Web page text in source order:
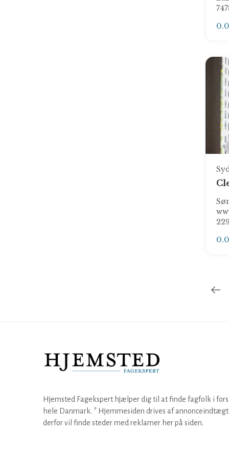
0.0
0.0
Hjemsted Fagekspert hjælper dig til at finde fagfolk i
hele Danmark. * Hjemmesiden drives af
derfor vil finde steder med reklamer her på siden.